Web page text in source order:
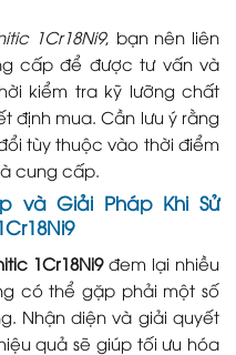
1Cr18Ni9, bạn nên liên
cấp để được tư vấn và
kiểm tra kỹ lưỡng chất
định mua. Cần lưu ý rằng
tùy thuộc vào thời điểm
cung cấp.
và Giải Pháp Khi Sử
1Cr18Ni9đem lại nhiều
có thể gặp phải một số
Nhận diện và giải quyết
quả sẽ giúp tối ưu hóa